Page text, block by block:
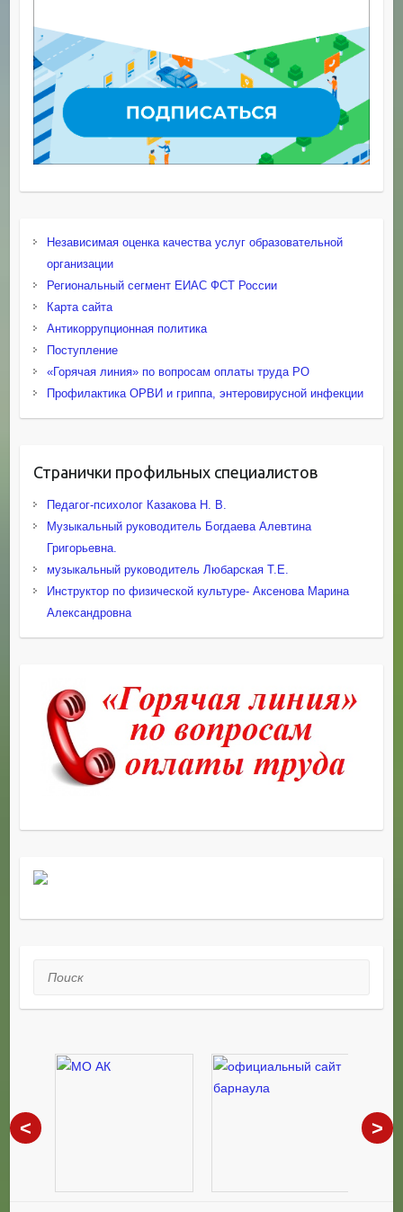
Независимая оценка качества услуг образовательной
организации
Региональный сегмент ЕИАС ФСТ России
Карта сайта
Антикоррупционная политика
Поступление
«Горячая линия» по вопросам оплаты труда РО
Профилактика ОРВИ и гриппа, энтеровирусной инфекции
Странички профильных специалистов
Педагог-психолог Казакова Н. В.
Музыкальный руководитель Богдаева Алевтина
Григорьевна.
музыкальный руководитель Любарская Т.Е.
Инструктор по физической культуре- Аксенова Марина
Александровна
Поиск
< >